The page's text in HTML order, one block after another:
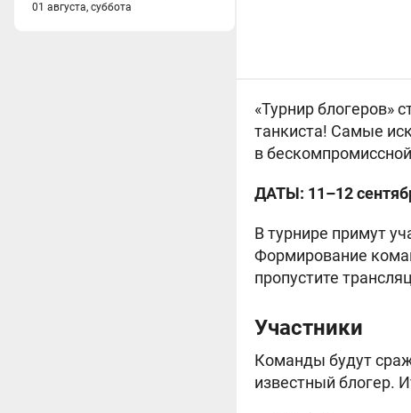
01 августа, суббота
«Турнир блогеров»
танкиста! Самые
в
ДАТЫ: 11–12
В турнире примут
Формирование
пропустите
Участники
Команды будут
известный блогер.